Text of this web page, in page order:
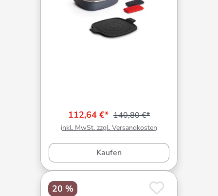
112,64 €* 140,80 €*
inkl. MwSt. zzgl. Versandkosten
Kaufen
20 %